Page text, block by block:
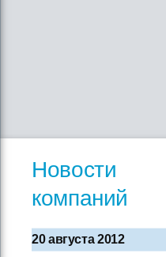
Новости
компаний
20 августа 2012